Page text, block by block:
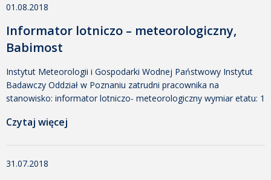
technicznej; Prawo jazdy kat. B; Brak przeciwwskazań
01.08.2018
Informator lotniczo – meteorologiczny,
Babimost
Instytut Meteorologii i Gospodarki Wodnej Państwowy Instytut
Badawczy Oddział w Poznaniu zatrudni pracownika na
stanowisko: informator lotniczo- meteorologiczny wymiar etatu: 1
110 Babimost Wymagania: wykształcenie wyższe kierunkowe:
przyrodnicze; brak przeciwwskazań zdrowotnych do pracy w
Czytaj więcej
31.07.2018